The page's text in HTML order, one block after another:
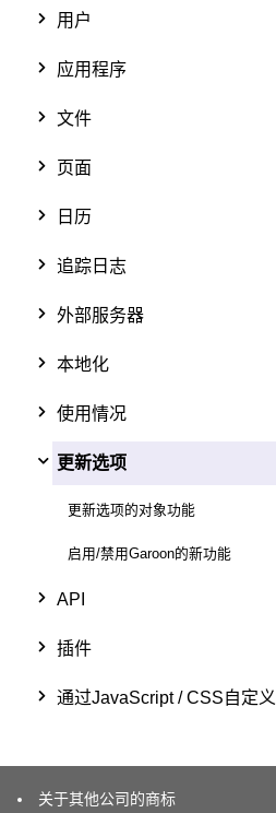
用户
应用程序
文件
页面
日历
追踪日志
外部服务器
本地化
使用情况
更新选项
更新选项的对象功能
启用/禁用Garoon的新功能
API
插件
通过JavaScript / CSS自定义
关于其他公司的商标